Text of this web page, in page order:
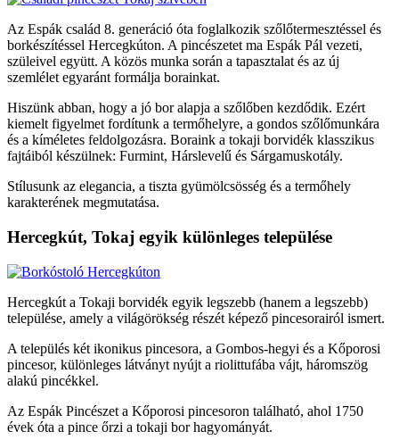
Az Espák család 8. generáció óta foglalkozik szőlőtermesztéssel és
borkészítéssel Hercegkúton. A pincészetet ma Espák Pál vezeti,
szüleivel együtt. A közös munka során a tapasztalat és az új
szemlélet egyaránt formálja borainkat.
Hiszünk abban, hogy a jó bor alapja a szőlőben kezdődik. Ezért
kiemelt figyelmet fordítunk a termőhelyre, a gondos szőlőmunkára
és a kíméletes feldolgozásra. Boraink a tokaji borvidék klasszikus
fajtáiból készülnek: Furmint, Hárslevelű és Sárgamuskotály.
Stílusunk az elegancia, a tiszta gyümölcsösség és a termőhely
karakterének megmutatása.
Hercegkút, Tokaj egyik különleges települése
Hercegkút a Tokaji borvidék egyik legszebb (hanem a legszebb)
települése, amely a világörökség részét képező pincesorairól ismert.
A település két ikonikus pincesora, a Gombos-hegyi és a Kőporosi
pincesor, különleges látványt nyújt a riolittufába vájt, háromszög
alakú pincékkel.
Az Espák Pincészet a Kőporosi pincesoron található, ahol 1750
évek óta a pince őrzi a tokaji bor hagyományát.